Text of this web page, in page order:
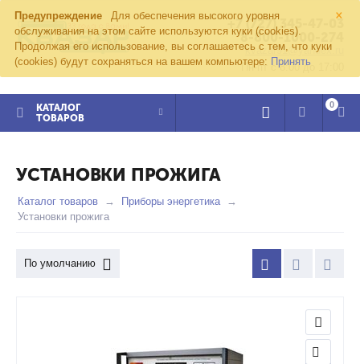
×
Предупреждение
Для обеспечения высокого уровня
обслуживания на этом сайте используются куки (cookies).
Продолжая его использование, вы соглашаетесь с тем, что куки
(cookies) будут сохраняться на вашем компьютере: Принять
+7 (727) 345-47-03
8-800-1000-274
kvazar91@yandex.ru
Пн-пт с 8:00 до 17:00
КАТАЛОГ
ТОВАРОВ
0
УСТАНОВКИ ПРОЖИГА
Каталог товаров
Приборы энергетика
Установки прожига
По умолчанию